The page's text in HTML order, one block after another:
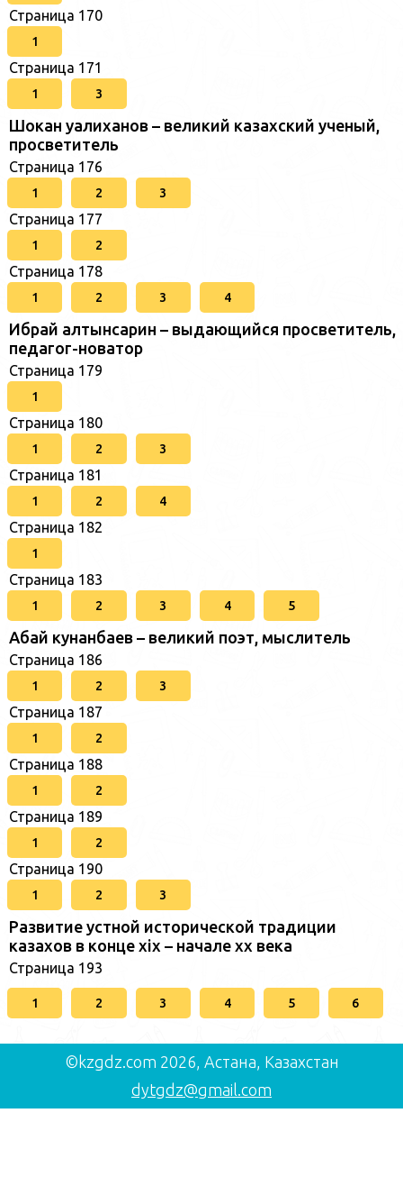
Страница 170
1
Страница 171
1 3
Шокан уалиханов – великий казахский ученый,
просветитель
Страница 176
1 2 3
Страница 177
1 2
Страница 178
1 2 3 4
Ибрай алтынсарин – выдающийся просветитель,
педагог-новатор
Страница 179
1
Страница 180
1 2 3
Страница 181
1 2 4
Страница 182
1
Страница 183
1 2 3 4 5
Абай кунанбаев – великий поэт, мыслитель
Страница 186
1 2 3
Страница 187
1 2
Страница 188
1 2
Страница 189
1 2
Страница 190
1 2 3
Развитие устной исторической традиции
казахов в конце xіх – начале хх века
Страница 193
1 2 3 4 5 6
©kzgdz.com 2026, Астана, Казахстан
dytgdz@gmail.com